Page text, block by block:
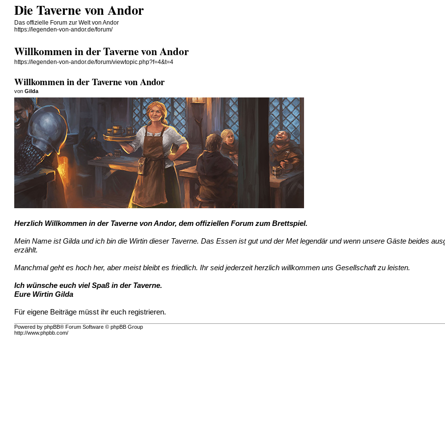
Die Taverne von Andor
Das offizielle Forum zur Welt von Andor
https://legenden-von-andor.de/forum/
Willkommen in der Taverne von Andor
https://legenden-von-andor.de/forum/viewtopic.php?f=4&t=4
Willkommen in der Taverne von Andor
vonGilda
Herzlich Willkommen in der Taverne von Andor, dem offiziellen Forum zum Brettspiel.
Mein Name ist Gilda und ich bin die Wirtin dieser Taverne. Das Essen ist gut und der Met legendär und wenn unsere Gäste beides
erzählt.
Manchmal geht es hoch her, aber meist bleibt es friedlich. Ihr seid jederzeit herzlich willkommen uns Gesellschaft zu leisten.
Ich wünsche euch viel Spaß in der Taverne.
Eure Wirtin Gilda
Für eigene Beiträge müsst ihr euch registrieren.
Powered by phpBB® Forum Software © phpBB Group
http://www.phpbb.com/